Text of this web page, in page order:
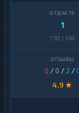
1
7,92 / 594
0 / 0 / 2 /
4,9 ★